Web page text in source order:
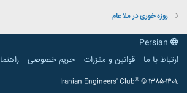
روزه خوری در ملا عام
ارتباط با ما
قوانین و مقرّرات حریم خصوصی راهنما
Iranian Engineers' Club® © 1385-1401.